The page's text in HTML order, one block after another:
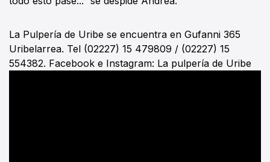
La Pulpería de Uribe se encuentra en Gufanni 365
Uribelarrea. Tel (02227) 15 479809 / (02227) 15
554382. Facebook e Instagram: La pulpería de Uribe